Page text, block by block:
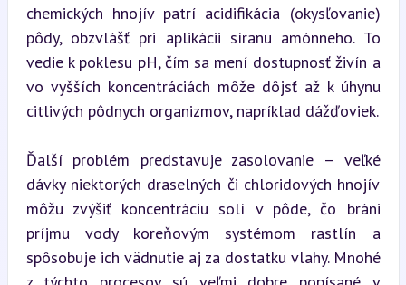
chemických hnojív patrí acidifikácia (okysľovanie)
pôdy, obzvlášť pri aplikácii síranu amónneho. To
vedie k poklesu pH, čím sa mení dostupnosť živín a
vo vyšších koncentráciách môže dôjsť až k úhynu
citlivých pôdnych organizmov, napríklad dážďoviek.
Ďalší problém predstavuje zasolovanie – veľké
dávky niektorých draselných či chloridových hnojív
môžu zvýšiť koncentráciu solí v pôde, čo bráni
príjmu vody koreňovým systémom rastlín a
spôsobuje ich vädnutie aj za dostatku vlahy. Mnohé